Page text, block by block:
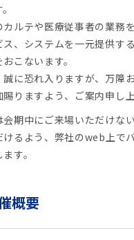
カルテや医療従事者の業務
、システムを一元提供す
こないます。
誠に恐れ入りますが、万障
りますよう、ご案内申し上
会期中にご来場いただけな
けるよう、弊社のweb上で
す。
概要